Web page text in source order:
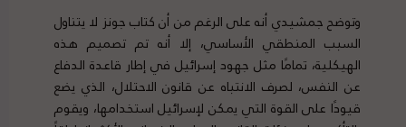
وتوضح جمشيدي أنه على الرغم من أن كتاب جونز لا يتناول
السبب المنطقي الأساسي، إلا أنه تم تصميم هذه
الهيكلية، تمامًا مثل جهود إسرائيل في إطار قاعدة الدفاع
عن النفس، لصرف الانتباه عن قانون الاحتلال، الذي يضع
قيودًا على القوة التي يمكن لإسرائيل استخدامها، ويقوم